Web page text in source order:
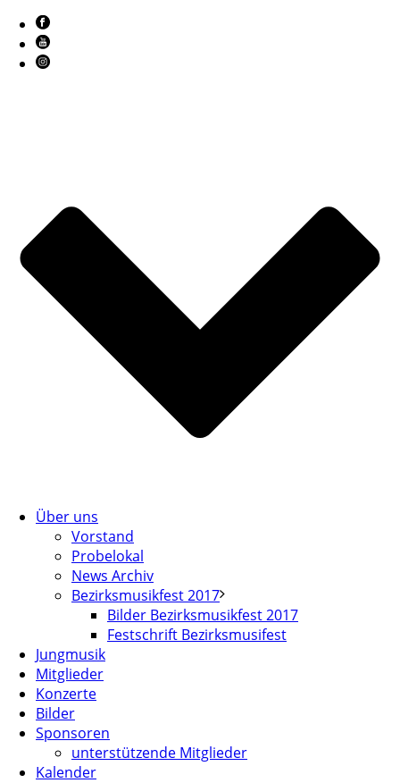
Über uns
Vorstand
Probelokal
News Archiv
Bezirksmusikfest 2017
Bilder Bezirksmusikfest 2017
Festschrift Bezirksmusifest
Jungmusik
Mitglieder
Konzerte
Bilder
Sponsoren
unterstützende Mitglieder
Kalender